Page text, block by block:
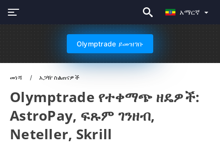
አማርኛ
Olymptrade ይመዝገቡ
መነሻ አጋዥ ስልጠናዎች
Olymptrade የተቀማጭ ዘዴዎች:
AstroPay, ፍጹም ገንዘብ,
Neteller, Skrill